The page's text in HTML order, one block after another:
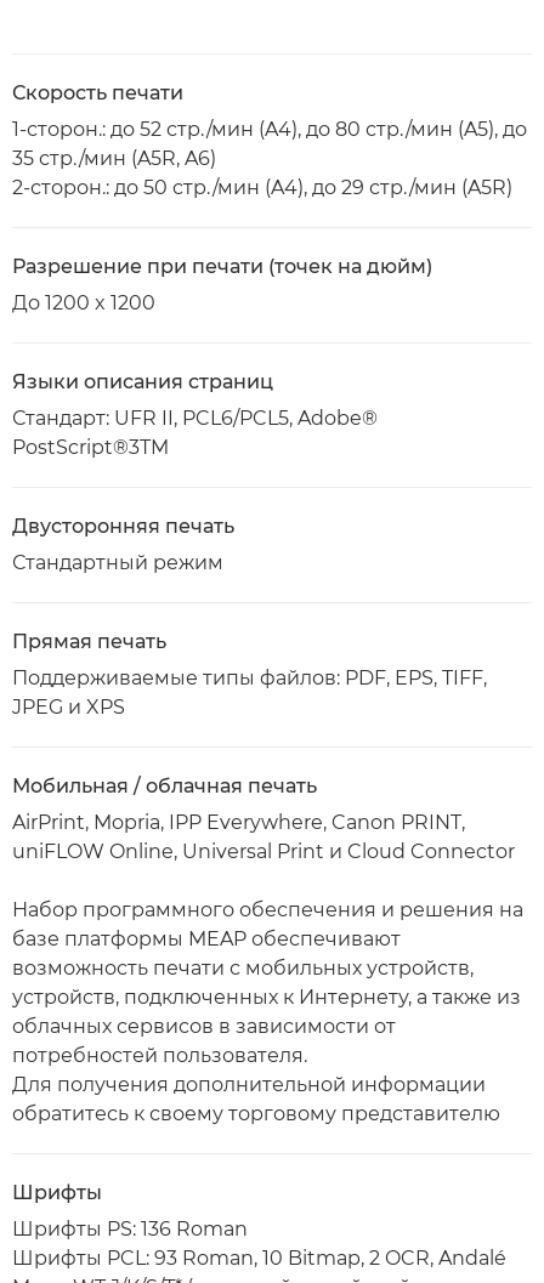
Скорость печати
1-сторон.: до 52 стр./мин (A4), до 80 стр./мин (A5), до
35 стр./мин (A5R, A6)
2-сторон.: до 50 стр./мин (A4), до 29 стр./мин (A5R)
Разрешение при печати (точек на дюйм)
До 1200 x 1200
Языки описания страниц
Стандарт: UFR II, PCL6/PCL5, Adobe®
PostScript®3TM
Двусторонняя печать
Стандартный режим
Прямая печать
Поддерживаемые типы файлов: PDF, EPS, TIFF,
JPEG и XPS
Мобильная / облачная печать
AirPrint, Mopria, IPP Everywhere, Canon PRINT,
uniFLOW Online, Universal Print и Cloud Connector
Набор программного обеспечения и решения на
базе платформы MEAP обеспечивают
возможность печати с мобильных устройств,
устройств, подключенных к Интернету, а также из
облачных сервисов в зависимости от
потребностей пользователя.
Для получения дополнительной информации
обратитесь к своему торговому представителю
Шрифты
Шрифты PS: 136 Roman
Шрифты PCL: 93 Roman, 10 Bitmap, 2 OCR, Andalé